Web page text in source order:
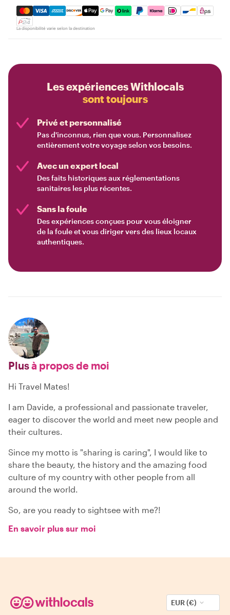
Mastercard, Visa, Amex, Discover, Apple Pay, Google
La disponibilité varie selon la destination
Les expériences Withlocals
sont toujours
Privé et personnalisé
Pas d'inconnus, rien que vous. Personnalisez
entièrement votre voyage selon vos besoins.
Avec un expert local
Des faits historiques aux réglementations
sanitaires les plus récentes.
Sans la foule
Des expériences conçues pour vous éloigner
de la foule et vous diriger vers des lieux locaux
authentiques.
Plusà propos de moi
Hi Travel Mates!
I am Davide, a professional and passionate traveler,
eager to discover the world and meet new people and
their cultures.
Since my motto is "sharing is caring", I would like to
share the beauty, the history and the amazing food
culture of my country with other people from all
around the world.
So, are you ready to sightsee with me?!
En savoir plus sur moi
EUR (€)